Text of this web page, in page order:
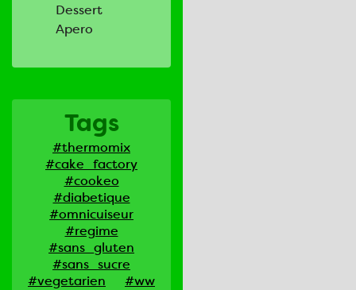
Dessert
Apero
Tags
#thermomix
#cake_factory
#cookeo
#diabetique
#omnicuiseur
#regime
#sans_gluten
#sans_sucre
#vegetarien
#ww